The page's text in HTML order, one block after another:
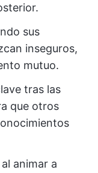
sus
inseguros,
mutuo.
tras las
que otros
animar a